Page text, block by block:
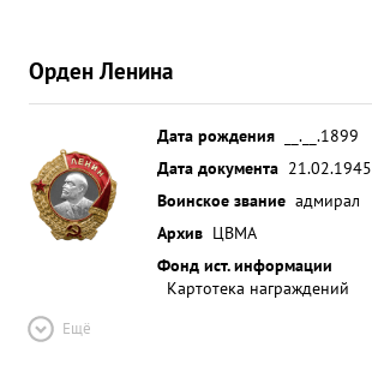
Орден Ленина
Дата рождения
__.__.1899
Дата документа 21.02.1945
Воинское звание адмирал
Архив ЦВМА
Фонд ист. информации
Картотека награждений
Ещё